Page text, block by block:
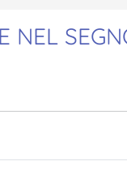
NEL